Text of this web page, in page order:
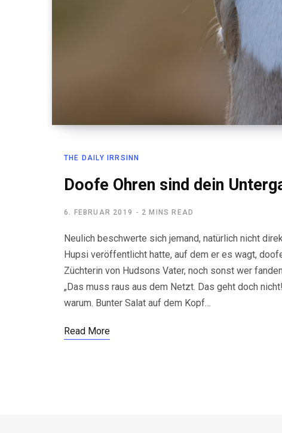
THE DAILY IRRSINN
Doofe Ohren sind dein
6. FEBRUAR 2019 2 MINS READ
Neulich beschwerte sich jemand, natürlich nicht
Hupsi veröffentlicht hatte, auf dem er es wagt,
Züchterin von Hudsons Vater, noch sonst wer
„Das muss raus aus dem Netzt. Das geht doch
warum. Bunter Salat auf dem Kopf…
Read More